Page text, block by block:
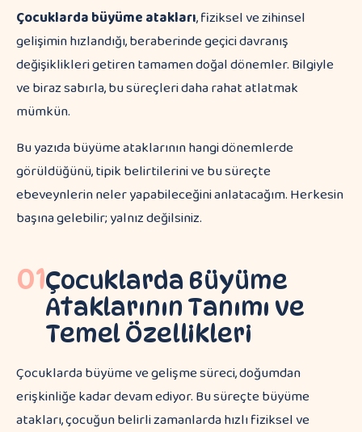
Çocuklarda büyüme atakları, fiziksel ve zihinsel
gelişimin hızlandığı, beraberinde geçici davranış
değişiklikleri getiren tamamen doğal dönemler. Bilgiyle
ve biraz sabırla, bu süreçleri daha rahat atlatmak
mümkün.
Bu yazıda büyüme ataklarının hangi dönemlerde
görüldüğünü, tipik belirtilerini ve bu süreçte
ebeveynlerin neler yapabileceğini anlatacağım. Herkesin
başına gelebilir; yalnız değilsiniz.
01Çocuklarda Büyüme
Ataklarının Tanımı ve
Temel Özellikleri
Çocuklarda büyüme ve gelişme süreci, doğumdan
erişkinliğe kadar devam ediyor. Bu süreçte büyüme
atakları, çocuğun belirli zamanlarda hızlı fiziksel ve